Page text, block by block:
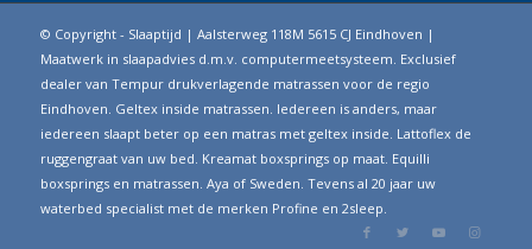
© Copyright - Slaaptijd | Aalsterweg 118M 5615 CJ Eindhoven |
Maatwerk in slaapadvies d.m.v. computermeetsysteem. Exclusief
dealer van Tempur drukverlagende matrassen voor de regio
Eindhoven. Geltex inside matrassen. Iedereen is anders, maar
iedereen slaapt beter op een matras met geltex inside. Lattoflex de
ruggengraat van uw bed. Kreamat boxsprings op maat. Equilli
boxsprings en matrassen. Aya of Sweden. Tevens al 20 jaar uw
waterbed specialist met de merken Profine en 2sleep.